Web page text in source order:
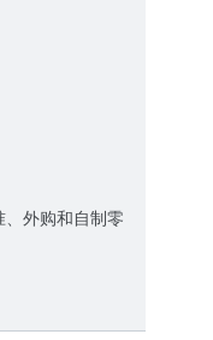
、外购和自制零